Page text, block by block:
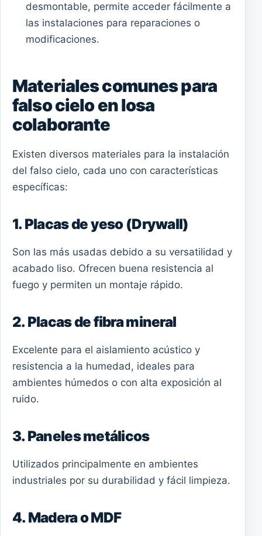
desmontable, permite acceder fácilmente a
las instalaciones para reparaciones o
modificaciones.
Materiales comunes para
falso cielo en losa
colaborante
Existen diversos materiales para la instalación
del falso cielo, cada uno con características
específicas:
1. Placas de yeso (Drywall)
Son las más usadas debido a su versatilidad y
acabado liso. Ofrecen buena resistencia al
fuego y permiten un montaje rápido.
2. Placas de fibra mineral
Excelente para el aislamiento acústico y
resistencia a la humedad, ideales para
ambientes húmedos o con alta exposición al
ruido.
3. Paneles metálicos
Utilizados principalmente en ambientes
industriales por su durabilidad y fácil limpieza.
4. Madera o MDF